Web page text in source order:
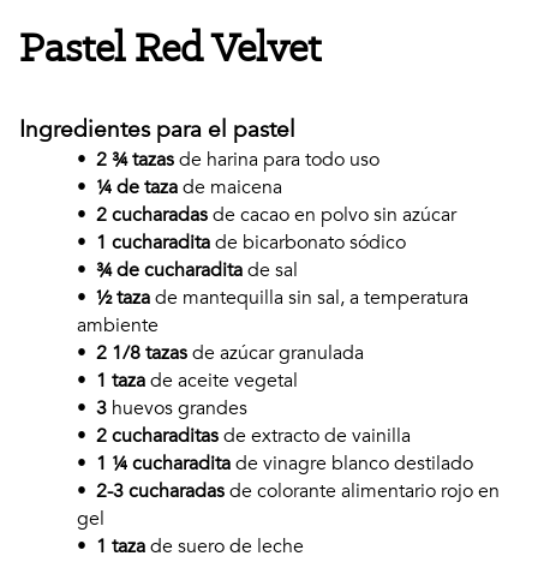
Madison
Pastel Red Velvet
Ingredientes para el pastel
• 2 ¾ tazasde harina para todo uso
• ¼ de tazade maicena
• 2 cucharadasde cacao en polvo sin azúcar
• 1 cucharaditade bicarbonato sódico
• ¾ de cucharaditade sal
• ½ tazade mantequilla sin sal, a temperatura
ambiente
• 2 1/8 tazasde azúcar granulada
• 1 tazade aceite vegetal
• 3 huevos grandes
• 2 cucharaditasde extracto de vainilla
• 1 ¼ cucharaditade vinagre blanco destilado
• 2-3 cucharadasde colorante alimentario rojo en
gel
• 1 tazade suero de leche